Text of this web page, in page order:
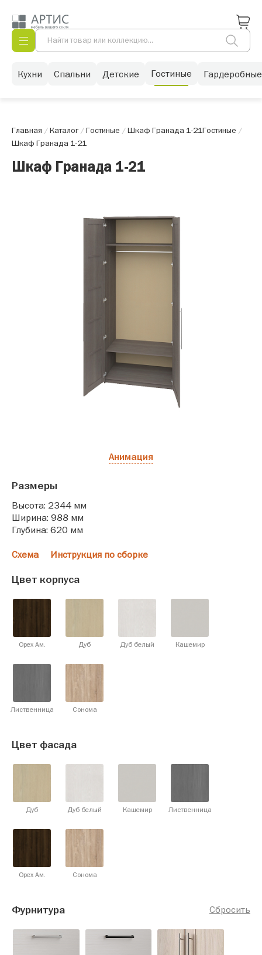
Кухни Спальни Детские Гостиные Гардеробные
Главная /Каталог/Гостиные /Шкаф Гранада 1-21Гостиные /
Шкаф Гранада 1-21
Шкаф Гранада 1-21
Анимация
Размеры
Высота: 2344 мм
Ширина: 988 мм
Глубина: 620 мм
Схема Инструкция по сборке
Цвет корпуса
Орех Ам. Дуб Дуб белый Кашемир
Лиственница Сонома
Цвет фасада
Дуб Дуб белый Кашемир Лиственница
Орех Ам. Сонома
Сбросить
Фурнитура